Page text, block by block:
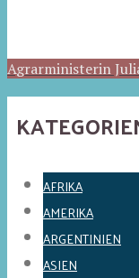
Agrarministerin
AFRIKA
AMERIKA
ARGENTINIEN
ASIEN